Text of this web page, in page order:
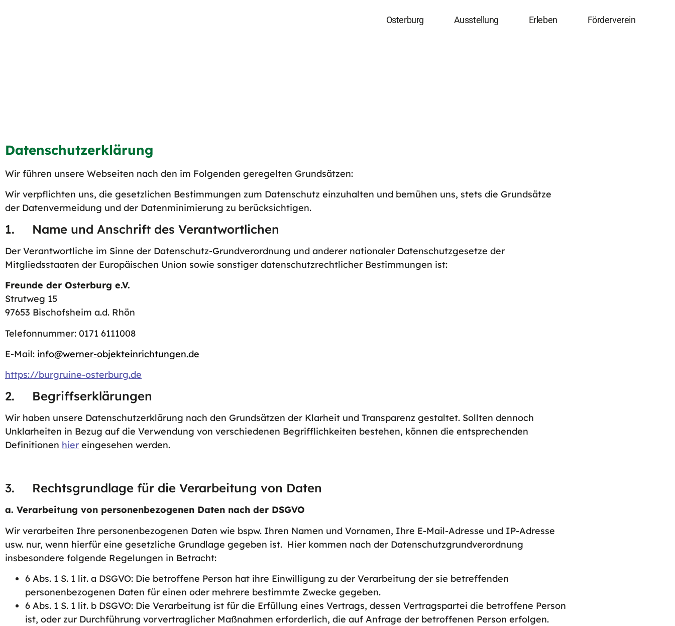
Osterburg Ausstellung Erleben Förderverein
Datenschutzerklärung
Wir führen unsere Webseiten nach den im Folgenden geregelten Grundsätzen:
Wir verpflichten uns, die gesetzlichen Bestimmungen zum Datenschutz einzuhalten und bemühen uns, stets die Grundsätze
der Datenvermeidung und der Datenminimierung zu berücksichtigen.
1. Name und Anschrift des Verantwortlichen
Der Verantwortliche im Sinne der Datenschutz-Grundverordnung und anderer nationaler Datenschutzgesetze der
Mitgliedsstaaten der Europäischen Union sowie sonstiger datenschutzrechtlicher Bestimmungen ist:
Freunde der Osterburg e.V.
Strutweg 15
97653 Bischofsheim a.d. Rhön
Telefonnummer: 0171 6111008
E-Mail: info@werner-objekteinrichtungen.de
https://burgruine-osterburg.de
2. Begriffserklärungen
Wir haben unsere Datenschutzerklärung nach den Grundsätzen der Klarheit und Transparenz gestaltet. Sollten dennoch
Unklarheiten in Bezug auf die Verwendung von verschiedenen Begrifflichkeiten bestehen, können die entsprechenden
Definitionen hier eingesehen werden.
3. Rechtsgrundlage für die Verarbeitung von Daten
a. Verarbeitung von personenbezogenen Daten nach der DSGVO
Wir verarbeiten Ihre personenbezogenen Daten wie bspw. Ihren Namen und Vornamen, Ihre E-Mail-Adresse und IP-Adresse
usw. nur, wenn hierfür eine gesetzliche Grundlage gegeben ist. Hier kommen nach der Datenschutzgrundverordnung
insbesondere folgende Regelungen in Betracht:
6 Abs. 1 S. 1 lit. a DSGVO: Die betroffene Person hat ihre Einwilligung zu der Verarbeitung der sie betreffenden
personenbezogenen Daten für einen oder mehrere bestimmte Zwecke gegeben.
6 Abs. 1 S. 1 lit. b DSGVO: Die Verarbeitung ist für die Erfüllung eines Vertrags, dessen Vertragspartei die betroffene Person
ist, oder zur Durchführung vorvertraglicher Maßnahmen erforderlich, die auf Anfrage der betroffenen Person erfolgen.